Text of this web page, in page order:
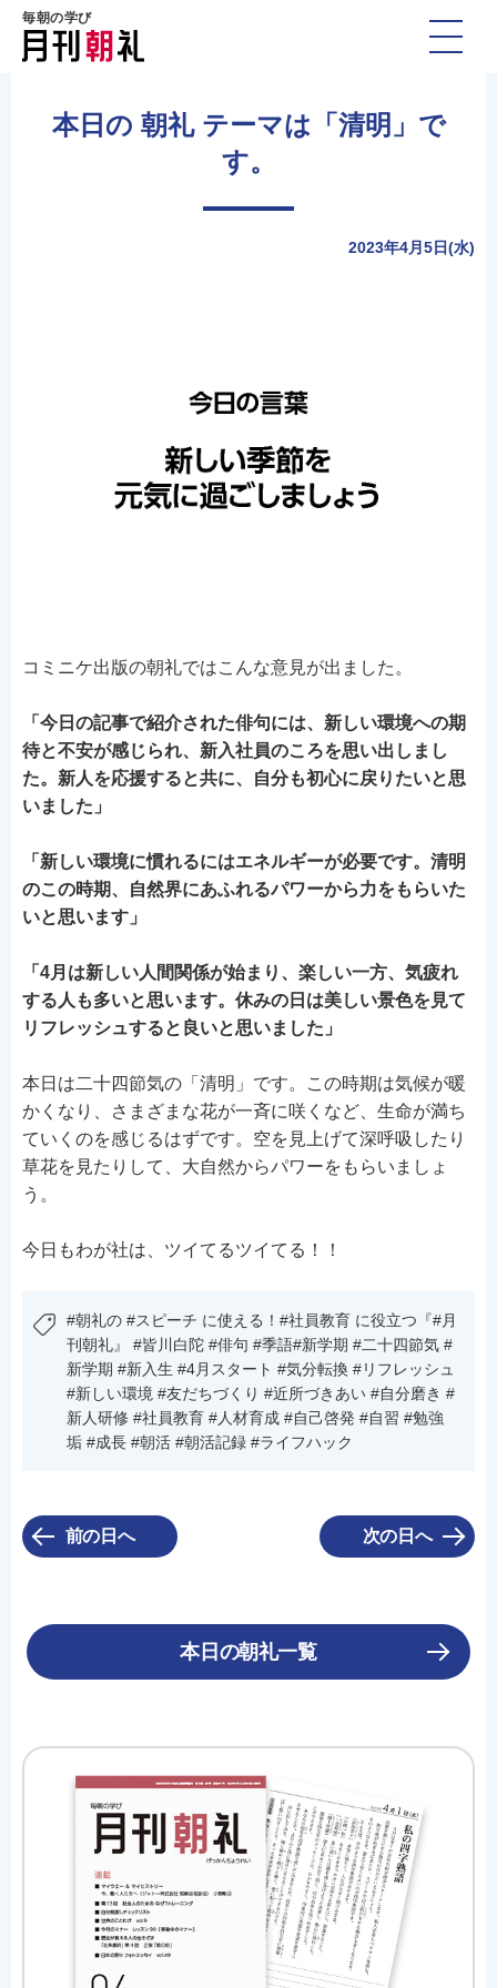
毎朝の学び
本日の 朝礼 テーマは「清明」で
す。
2023年4月5日(水)
コミニケ出版の朝礼ではこんな意見が出ました。
「今日の記事で紹介された俳句には、新しい環境への期
待と不安が感じられ、新入社員のころを思い出しまし
た。新人を応援すると共に、自分も初心に戻りたいと思
いました」
「新しい環境に慣れるにはエネルギーが必要です。清明
のこの時期、自然界にあふれるパワーから力をもらいた
いと思います」
「4月は新しい人間関係が始まり、楽しい一方、気疲れ
する人も多いと思います。休みの日は美しい景色を見て
リフレッシュすると良いと思いました」
本日は二十四節気の「清明」です。この時期は気候が暖
かくなり、さまざまな花が一斉に咲くなど、生命が満ち
ていくのを感じるはずです。空を見上げて深呼吸したり
草花を見たりして、大自然からパワーをもらいましょ
う。
今日もわが社は、ツイてるツイてる！！
#朝礼の #スピーチ に使える！#社員教育 に役立つ『#月
刊朝礼』 #皆川白陀 #俳句 #季語#新学期 #二十四節気 #
新学期 #新入生 #4月スタート #気分転換 #リフレッシュ
#新しい環境 #友だちづくり #近所づきあい #自分磨き #
新人研修 #社員教育 #人材育成 #自己啓発 #自習 #勉強
垢 #成長 #朝活 #朝活記録 #ライフハック
前の日へ 次の日へ
本日の朝礼一覧